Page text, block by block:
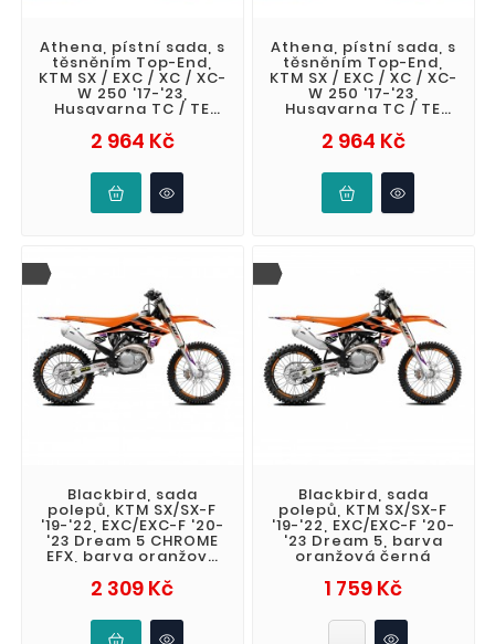
Athena, pístní sada, s
těsněním Top-End,
KTM SX / EXC / XC / XC-
W 250 '17-'23,
Husqvarna TC / TE
EC / EX /
2 964 KčCena
Athena, pístní sada, s
těsněním Top-End,
KTM SX / EXC / XC / XC-
W 250 '17-'23,
Husqvarna TC / TE
EC / EX /
2 964 KčCena
Blackbird, sada
polepů, KTM SX/SX-F
'19-'22, EXC/EXC-F '20-
'23 Dream 5 CHROME
EFX, barva oranžová
2 309 KčCena
Blackbird, sada
polepů, KTM SX/SX-F
'19-'22, EXC/EXC-F '20-
'23 Dream 5, barva
oranžová černá
1 759 KčCena